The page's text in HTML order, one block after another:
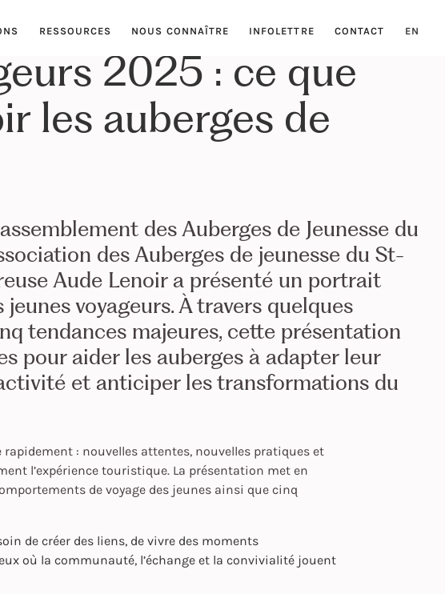
RESSOURCES NOUS CONNAÎTRE INFOLETTRE CONTACT EN
2025 : ce que
les auberges de
des Auberges de Jeunesse du
des Auberges de jeunesse du St-
Aude Lenoir a présenté un portrait
voyageurs. À travers quelques
tendances majeures, cette présentation
pour aider les auberges à adapter leur
et anticiper les transformations du
rapidement : nouvelles attentes, nouvelles pratiques et
l’expérience touristique. La présentation met en
de voyage des jeunes ainsi que cinq
de créer des liens, de vivre des moments
où la communauté, l’échange et la convivialité jouent